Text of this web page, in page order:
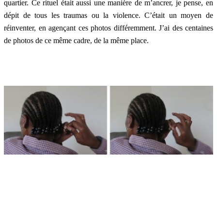
quartier. Ce rituel était aussi une manière de m’ancrer, je pense, en
dépit de tous les traumas ou la violence. C’était un moyen de
réinventer, en agençant ces photos différemment. J’ai des centaines
de photos de ce même cadre, de la même place.